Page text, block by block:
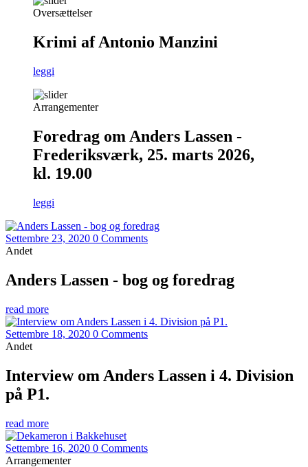
Oversættelser
Krimi af Antonio Manzini
leggi
Arrangementer
Foredrag om Anders Lassen -
Frederiksværk, 25. marts 2026,
kl. 19.00
leggi
Settembre 23, 2020 0 Comments
Andet
Anders Lassen - bog og foredrag
read more
Settembre 18, 2020 0 Comments
Andet
Interview om Anders Lassen i 4. Division
på P1.
read more
Settembre 16, 2020 0 Comments
Arrangementer